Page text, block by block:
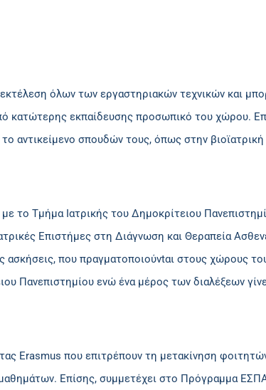
όλων των εργαστηριακών τεχνικών και
κατώτερης εκπαίδευσης προσωπικό του χώρου.
αντικείμενο σπουδών τους, όπως στην βιοϊατρική
το Τμήμα Ιατρικής του Δημοκρίτειου
Επιστήμες στη Διάγνωση και Θεραπεία
ασκήσεις, που πραγματοποιούνtαι στους χώρους
Πανεπιστημίου ενώ ένα μέρος των διαλέξεων
Erasmus που επιτρέπουν τη μετακίνηση
Επίσης, συμμετέχει στο Πρόγραμμα